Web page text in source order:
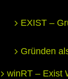
EXIST –
Gründen
winRT – Exist